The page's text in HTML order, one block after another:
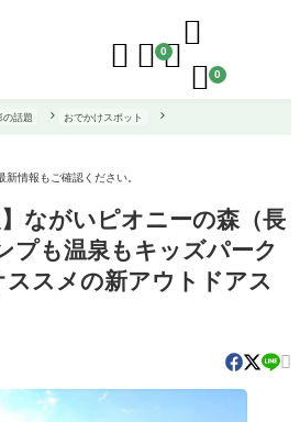
  0

 0
の話題 おでかけスポット
情報もご確認ください。
】ながいピオニーの森（長
プも温泉もキッズパーク
ススメの新アウトドアス
